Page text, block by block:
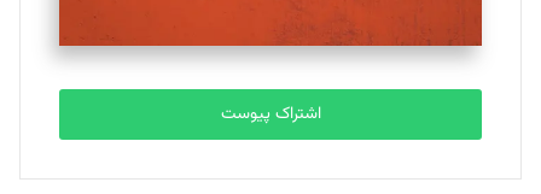
مصطفی مسجدی آرانی
تحریریه
بابک نقاش
تحریریه
اشتراک پیوست